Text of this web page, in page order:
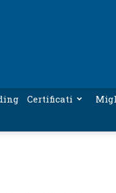
Certificati